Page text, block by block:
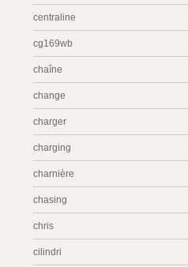
centraline
cg169wb
chaîne
change
charger
charging
charnière
chasing
chris
cilindri